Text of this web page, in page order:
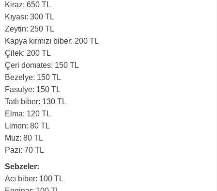
Kiraz: 650 TL
Kıyası: 300 TL
Zeytin: 250 TL
Kapya kırmızı biber: 200 TL
Çilek: 200 TL
Çeri domates: 150 TL
Bezelye: 150 TL
Fasulye: 150 TL
Tatlı biber: 130 TL
Elma: 120 TL
Limon: 80 TL
Muz: 80 TL
Pazı: 70 TL
Sebzeler:
Acı biber: 100 TL